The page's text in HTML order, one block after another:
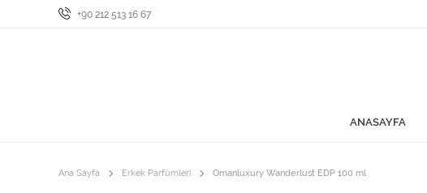
+90 212 513 16 67
ANASAYFA
Ana Sayfa Erkek Parfümleri Omanluxury Wanderlust EDP 100 ml